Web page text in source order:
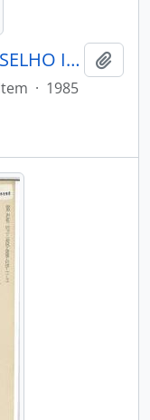
PORANTIM - BRASÍLIA CONSELHO INDIGENISTA MISSIONÁRIO - 1985 - Nº80
· 1985